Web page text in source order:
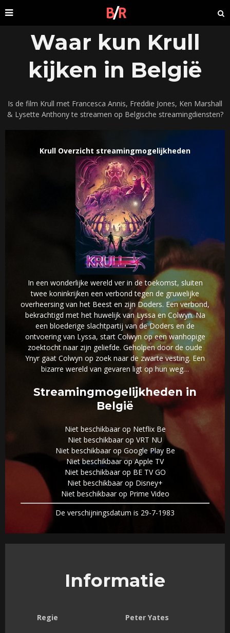
Waar kun Krull
kijken in België
Is de film Krull met Francesca Annis, Freddie Jones, Ken Marshall
& Lysette Anthony te streamen op Belgische streamingdiensten?
Krull Overzicht streamingmogelijkheden
In een wonderlijke wereld ver in de toekomst, sluiten
twee koninkrijken een verbond tegen de gruwelijke
overheersing van het Beest en zijn Doders. Een verbond,
bekrachtigd met het huwelijk van Lyssa en Colwyn. Na
een bloederige slachtpartij van de Doders en de
ontvoering van Lyssa, start Colwyn op een wanhopige
zoektocht naar zijn geliefde. Geholpen door de oude
Ynyr gaat Colwyn op zoek naar de zwarte vesting. Een
bizarre wereld van gevaren ligt op hun weg…
Streamingmogelijkheden in
België
Niet beschikbaar op Netflix Be
Niet beschikbaar op VRT NU
Niet beschikbaar op Google Play Be
Niet beschikbaar op Apple TV
Niet beschikbaar op BE TV GO
Niet beschikbaar op Disney+
Niet beschikbaar op Prime Video
De verschijningsdatum is 29-7-1983
Informatie
Regie Peter Yates